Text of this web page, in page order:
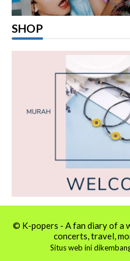
SHOP
© K-popers - A fan diary of a
concerts, travel,
Situs web ini